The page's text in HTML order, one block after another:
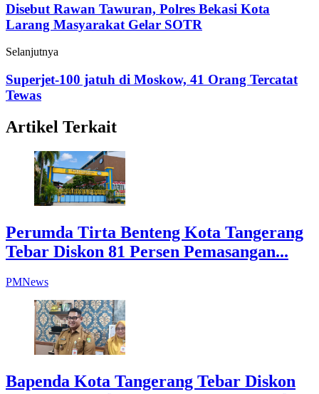
Disebut Rawan Tawuran, Polres Bekasi Kota
Larang Masyarakat Gelar SOTR
Selanjutnya
Superjet-100 jatuh di Moskow, 41 Orang Tercatat
Tewas
Artikel Terkait
Perumda Tirta Benteng Kota Tangerang
Tebar Diskon 81 Persen Pemasangan...
PMNews
Bapenda Kota Tangerang Tebar Diskon